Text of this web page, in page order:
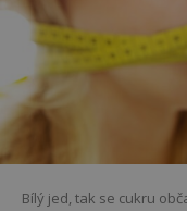
Bílý jed, tak se cukru